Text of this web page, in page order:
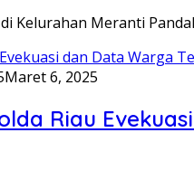
di Kelurahan Meranti
Maret 6, 2025
Riau